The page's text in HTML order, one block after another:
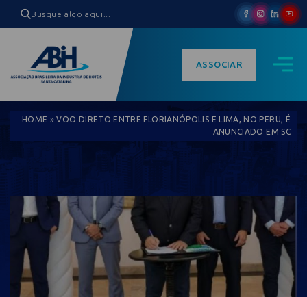
ASSOCIAR
HOME »VOO DIRETO ENTRE FLORIANÓPOLIS E LIMA, NO PERU, É
ANUNCIADO EM SC